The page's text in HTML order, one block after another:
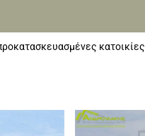
κατοικίες